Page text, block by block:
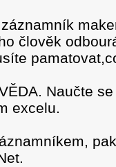
člověk
Naučte
excelu.